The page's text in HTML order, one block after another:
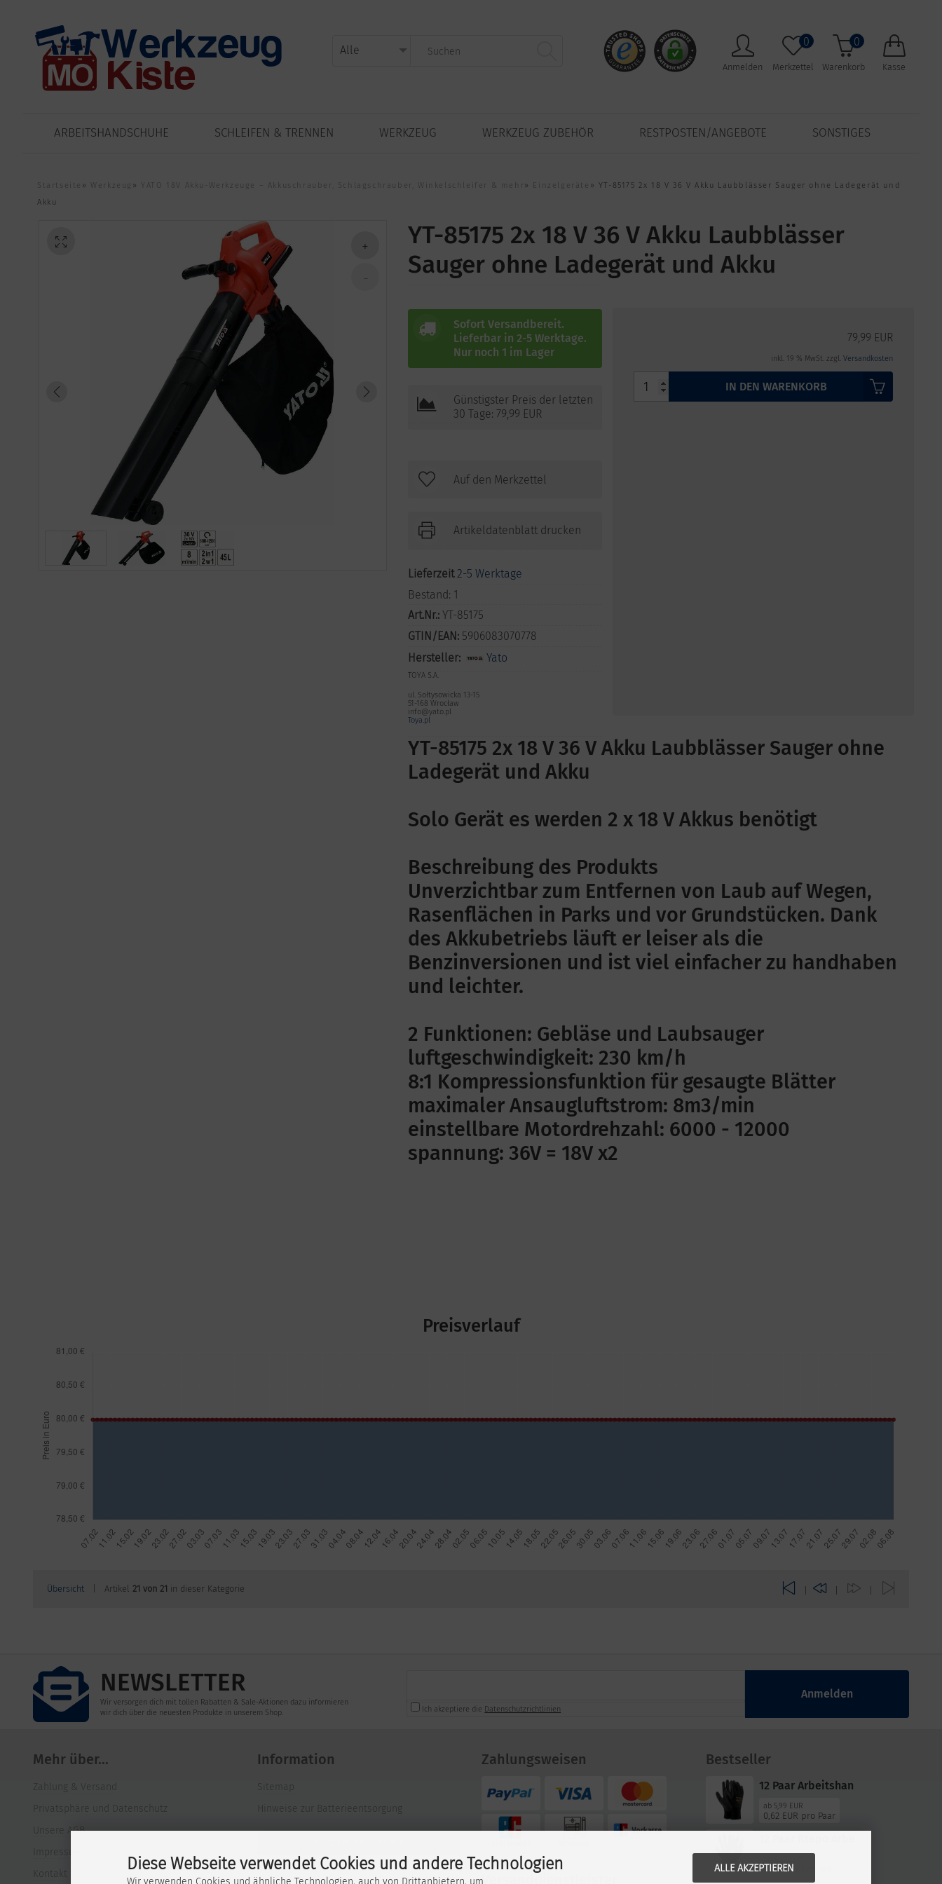
Anmelden Merkzettel
0
Warenkorb
0
Kasse
ARBEITSHANDSCHUHE SCHLEIFEN & TRENNEN WERKZEUG WERKZEUG ZUBEHÖR RESTPOSTEN/ANGEBOTE SONSTIGES
Startseite » Werkzeug » YATO 18V Akku-Werkzeuge – Akkuschrauber, Schlagschrauber, Winkelschleifer & mehr » Einzelgeräte » YT-85175 2x 18 V 36 V Akku Laubblässer Sauger ohne Ladegerät und
Akku
YT-85175 2x 18 V 36 V Akku Laubblässer
Sauger ohne Ladegerät und Akku
Sofort Versandbereit.
Lieferbar in 2-5 Werktage.
Nur noch 1 im Lager
Günstigster Preis der letzten
30 Tage: 79,99 EUR
Artikeldatenblatt drucken
Lieferzeit 2-5 Werktage
Bestand: 1
Art.Nr.: YT-85175
GTIN/EAN: 5906083070778
Hersteller:
Yato
TOYA S.A.
ul. Sołtysowicka 13-15
51-168 Wrocław
info@yato.pl
Toya.pl
79,99 EUR
inkl. 19 % MwSt. zzgl. Versandkosten
IN DEN WARENKORB
YT-85175 2x 18 V 36 V Akku Laubblässer Sauger ohne
Ladegerät und Akku
Solo Gerät es werden 2 x 18 V Akkus benötigt
Beschreibung des Produkts
Unverzichtbar zum Entfernen von Laub auf Wegen,
Rasenflächen in Parks und vor Grundstücken. Dank
des Akkubetriebs läuft er leiser als die
Benzinversionen und ist viel einfacher zu handhaben
und leichter.
2 Funktionen: Gebläse und Laubsauger
luftgeschwindigkeit: 230 km/h
8:1 Kompressionsfunktion für gesaugte Blätter
maximaler Ansaugluftstrom: 8m3/min
einstellbare Motordrehzahl: 6000 - 12000
spannung: 36V = 18V x2
Preisverlauf
Übersicht | Artikel 21 von 21 in dieser Kategorie
NEWSLETTER
Wir versorgen dich mit tollen Rabatten & Sale-Aktionen dazu informieren
wir dich über die neuesten Produkte in unserem Shop.
Ich akzeptiere die Datenschutzrichtlinien
Anmelden
Mehr über...
Zahlung & Versand
Privatsphäre und Datenschutz
Unsere AGB
Impressum
Kontakt
Information
Sitemap
Hinweise zur Batterieentsorgung
Zahlungsweisen
Versanddienstleister
Bestseller
12 Paar Arbeitshan
ab 5,99 EUR
0,62 EUR pro Paar
0,79 EUR pro Paar
Diese Webseite verwendet Cookies und andere Technologien
Wir verwenden Cookies und ähnliche Technologien, auch von Drittanbietern, um
ALLE AKZEPTIEREN